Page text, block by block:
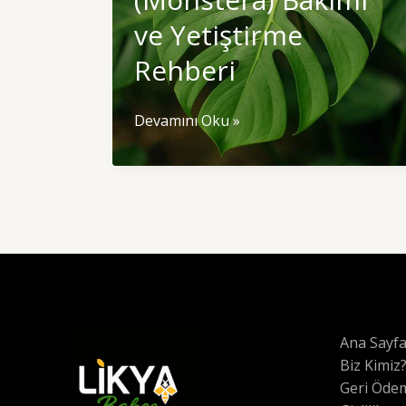
ve Yetiştirme
Rehberi
Deve
Tabanı
Çiçeği
Yetiştirme
Devamını Oku »
Ana Sayfa
Biz Kimiz?
Geri